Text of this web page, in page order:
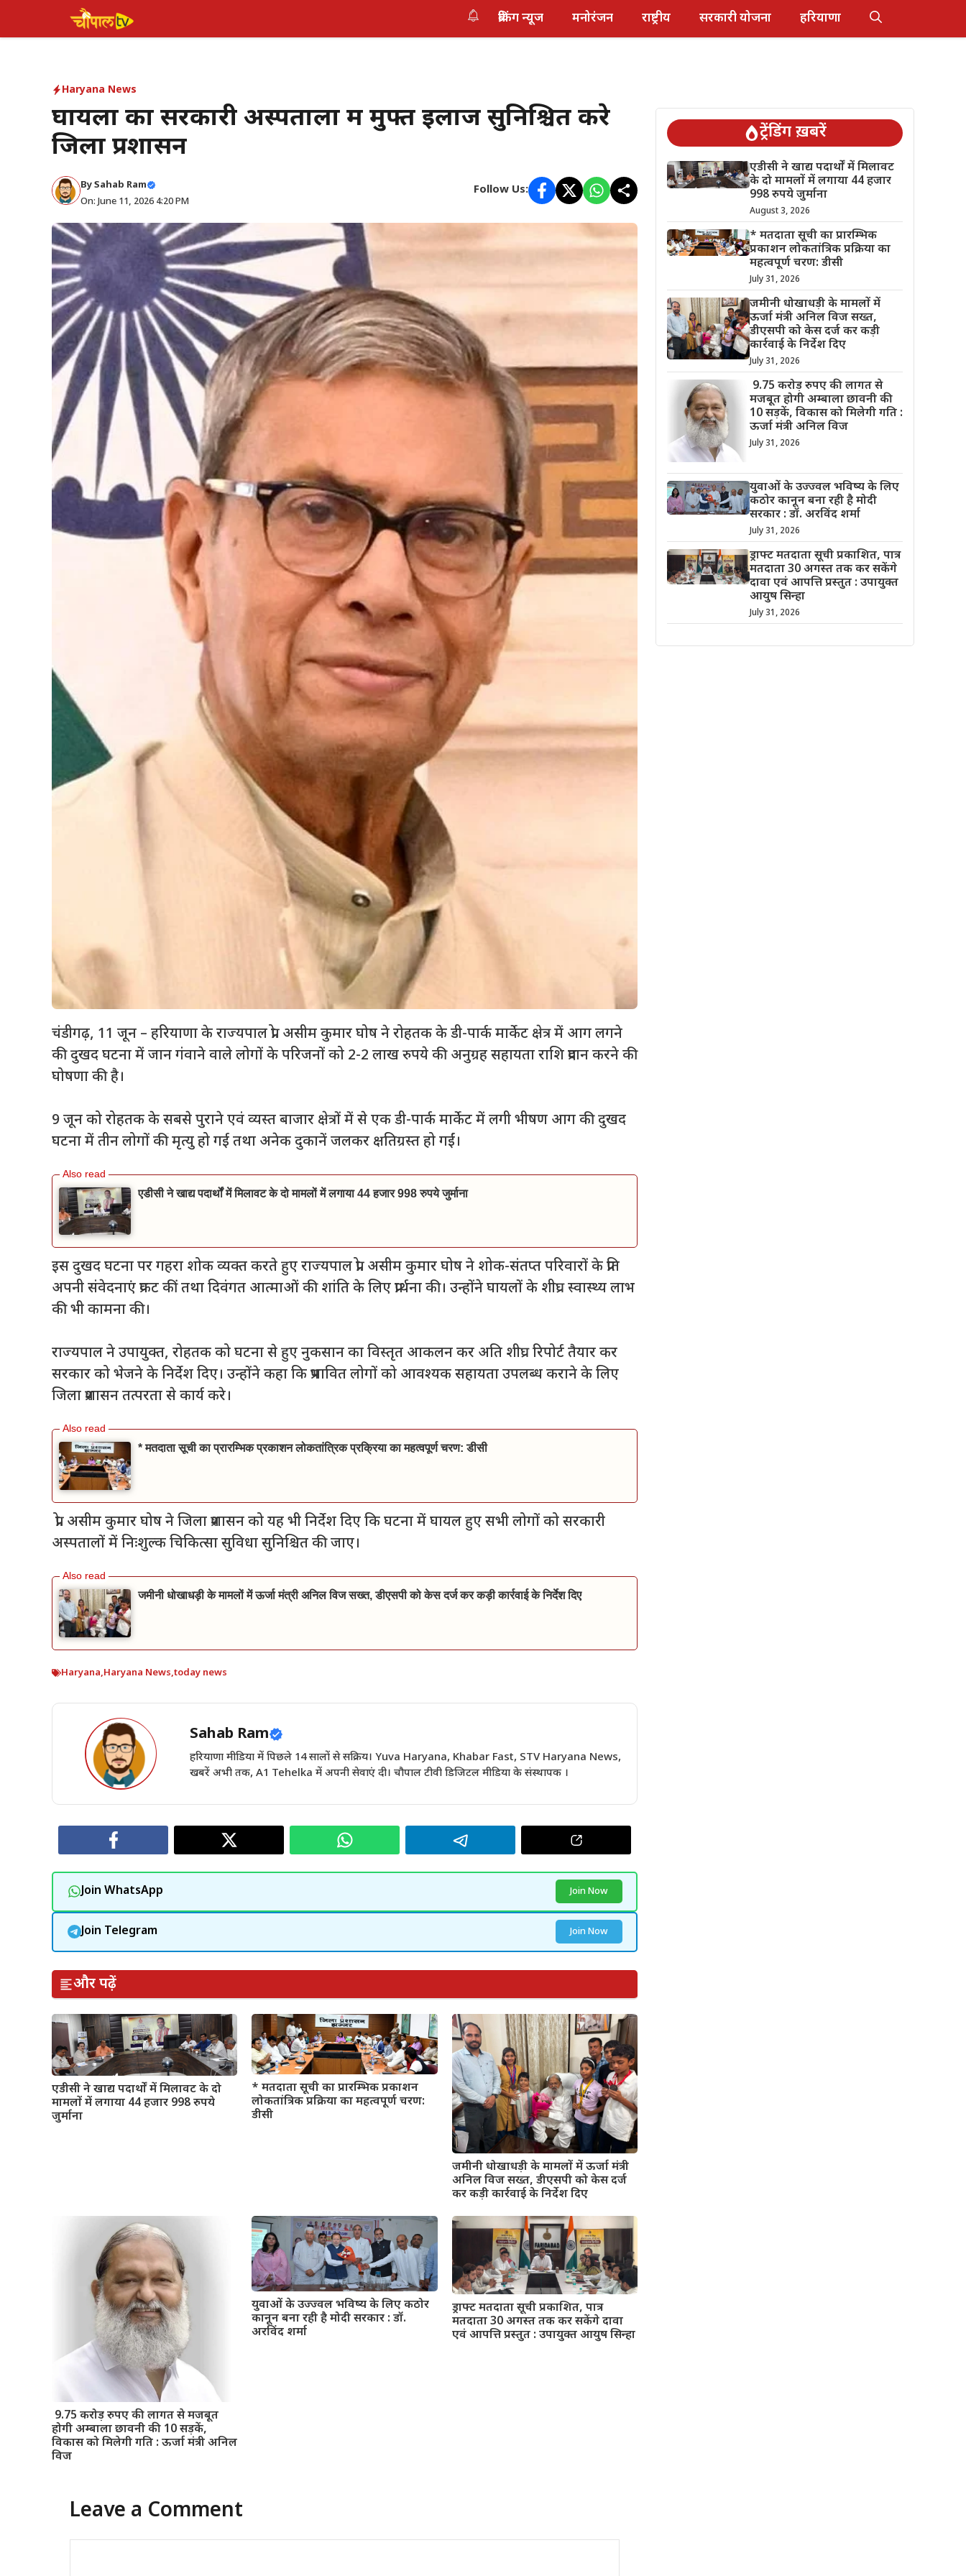
ब्रेकिंग न्यूज मनोरंजन राष्ट्रीय सरकारी योजना हरियाणा
Haryana News
घायलों का सरकारी अस्पतालों में मुफ्त इलाज सुनिश्चित करे
जिला प्रशासन
By Sahab Ram
On: June 11, 2026 4:20 PM
Follow Us:
चंडीगढ़, 11 जून – हरियाणा के राज्यपाल प्रो. असीम कुमार घोष ने रोहतक के डी-पार्क मार्केट क्षेत्र में आग लगने
की दुखद घटना में जान गंवाने वाले लोगों के परिजनों को 2-2 लाख रुपये की अनुग्रह सहायता राशि प्रदान करने की
घोषणा की है।
9 जून को रोहतक के सबसे पुराने एवं व्यस्त बाजार क्षेत्रों में से एक डी-पार्क मार्केट में लगी भीषण आग की दुखद
घटना में तीन लोगों की मृत्यु हो गई तथा अनेक दुकानें जलकर क्षतिग्रस्त हो गईं।
एडीसी ने खाद्य पदार्थों में मिलावट के दो मामलों में लगाया 44 हजार 998 रुपये जुर्माना
इस दुखद घटना पर गहरा शोक व्यक्त करते हुए राज्यपाल प्रो. असीम कुमार घोष ने शोक-संतप्त परिवारों के प्रति
अपनी संवेदनाएं प्रकट कीं तथा दिवंगत आत्माओं की शांति के लिए प्रार्थना की। उन्होंने घायलों के शीघ्र स्वास्थ्य लाभ
की भी कामना की।
राज्यपाल ने उपायुक्त, रोहतक को घटना से हुए नुकसान का विस्तृत आकलन कर अति शीघ्र रिपोर्ट तैयार कर
सरकार को भेजने के निर्देश दिए। उन्होंने कहा कि प्रभावित लोगों को आवश्यक सहायता उपलब्ध कराने के लिए
जिला प्रशासन तत्परता से कार्य करे।
* मतदाता सूची का प्रारम्भिक प्रकाशन लोकतांत्रिक प्रक्रिया का महत्वपूर्ण चरण: डीसी
प्रो. असीम कुमार घोष ने जिला प्रशासन को यह भी निर्देश दिए कि घटना में घायल हुए सभी लोगों को सरकारी
अस्पतालों में निःशुल्क चिकित्सा सुविधा सुनिश्चित की जाए।
जमीनी धोखाधड़ी के मामलों में ऊर्जा मंत्री अनिल विज सख्त, डीएसपी को केस दर्ज कर कड़ी कार्रवाई के निर्देश दिए
Haryana,Haryana News,today news
Sahab Ram
हरियाणा मीडिया में पिछले 14 सालों से सक्रिय। Yuva Haryana, Khabar Fast, STV Haryana News,
खबरें अभी तक, A1 Tehelka में अपनी सेवाएं दी। चौपाल टीवी डिजिटल मीडिया के संस्थापक ।
Join WhatsApp Join Now
Join Telegram Join Now
और पढ़ें
एडीसी ने खाद्य पदार्थों में मिलावट के दो
मामलों में लगाया 44 हजार 998 रुपये
जुर्माना
* मतदाता सूची का प्रारम्भिक प्रकाशन
लोकतांत्रिक प्रक्रिया का महत्वपूर्ण चरण:
डीसी
जमीनी धोखाधड़ी के मामलों में ऊर्जा मंत्री
अनिल विज सख्त, डीएसपी को केस दर्ज
कर कड़ी कार्रवाई के निर्देश दिए
9.75 करोड़ रुपए की लागत से मजबूत
होगी अम्बाला छावनी की 10 सड़कें,
विकास को मिलेगी गति : ऊर्जा मंत्री अनिल
विज
युवाओं के उज्ज्वल भविष्य के लिए कठोर
कानून बना रही है मोदी सरकार : डॉ.
अरविंद शर्मा
ड्राफ्ट मतदाता सूची प्रकाशित, पात्र
मतदाता 30 अगस्त तक कर सकेंगे दावा
एवं आपत्ति प्रस्तुत : उपायुक्त आयुष सिन्हा
Leave a Comment
ट्रेंडिंग ख़बरें
एडीसी ने खाद्य पदार्थों में मिलावट
के दो मामलों में लगाया 44 हजार
998 रुपये जुर्माना
August 3, 2026
* मतदाता सूची का प्रारम्भिक
प्रकाशन लोकतांत्रिक प्रक्रिया का
महत्वपूर्ण चरण: डीसी
July 31, 2026
जमीनी धोखाधड़ी के मामलों में
ऊर्जा मंत्री अनिल विज सख्त,
डीएसपी को केस दर्ज कर कड़ी
कार्रवाई के निर्देश दिए
July 31, 2026
9.75 करोड़ रुपए की लागत से
मजबूत होगी अम्बाला छावनी की
10 सड़कें, विकास को मिलेगी गति :
ऊर्जा मंत्री अनिल विज
July 31, 2026
युवाओं के उज्ज्वल भविष्य के लिए
कठोर कानून बना रही है मोदी
सरकार : डॉ. अरविंद शर्मा
July 31, 2026
ड्राफ्ट मतदाता सूची प्रकाशित, पात्र
मतदाता 30 अगस्त तक कर सकेंगे
दावा एवं आपत्ति प्रस्तुत : उपायुक्त
आयुष सिन्हा
July 31, 2026